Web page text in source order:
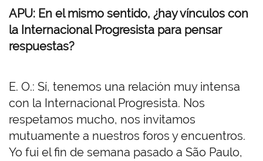
APU: En el mismo sentido, ¿hay vínculos con
la Internacional Progresista para pensar
respuestas?
E. O.: Sí, tenemos una relación muy intensa
con la Internacional Progresista. Nos
respetamos mucho, nos invitamos
mutuamente a nuestros foros y encuentros.
Yo fui el fin de semana pasado a São Paulo,